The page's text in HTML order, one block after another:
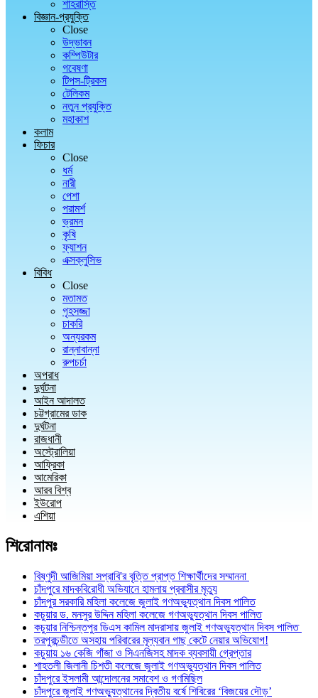
শাহরাস্তি
বিজ্ঞান-প্রযুক্তি
Close
উদ্ভাবন
কম্পিউটার
গবেষণা
টিপস-ট্রিকস
টেলিকম
নতুন প্রযুক্তি
মহাকাশ
কলাম
ফিচার
Close
ধর্ম
নারী
পেশা
পরামর্শ
ভ্রমন
কৃষি
ফ্যাশন
এক্সক্লুসিভ
বিবিধ
Close
মতামত
গৃহসজ্জা
চাকরি
অন্যরকম
রান্নাবান্না
রুপচর্চা
অপরাধ
দুর্ঘটনা
আইন আদালত
চট্টগ্রামের ডাক
দুর্ঘটনা
রাজধানী
অস্ট্রোলিয়া
আফ্রিকা
আমেরিকা
আরব বিশ্ব
ইউরোপ
এশিয়া
শিরোনামঃ
বিষ্ণুদী আজিমিয়া সপ্রাবি'র বৃত্তি প্রাপ্ত শিক্ষার্থীদের সম্মাননা
চাঁদপুরে মাদকবিরোধী অভিযানে হামলায় প্রবাসীর মৃত্যু
চাঁদপুর সরকারি মহিলা কলেজে জুলাই গণঅভ্যুত্থান দিবস পালিত
কচুয়ার ড. মনসুর উদ্দিন মহিলা কলেজে গণঅভ্যুত্থান দিবস পালিত
কচুয়ার নিশ্চিন্তপুর ডিএস কামিল মাদরাসায় জুলাই গণঅভ্যুত্থান দিবস পালিত
তরপুরচন্ডীতে অসহায় পরিবারের মূল্যবান গাছ কেটে নেয়ার অভিযোগ!
কচুয়ায় ১৬ কেজি গাঁজা ও সিএনজিসহ মাদক ব্যবসায়ী গ্রেপ্তার
শাহতলী জিলানী চিশতী কলেজে জুলাই গণঅভ্যুত্থান দিবস পালিত
চাঁদপুরে ইসলামী আন্দোলনের সমাবেশ ও গণমিছিল
চাঁদপুরে জুলাই গণঅভ্যুত্থানের দ্বিতীয় বর্ষে শিবিরের ‘বিজয়ের দৌড়’